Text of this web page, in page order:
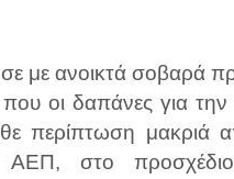
με ανοικτά σοβαρά
οι δαπάνες για
περίπτωση μακριά
στο προσχέδιο